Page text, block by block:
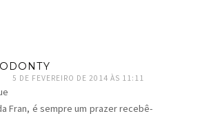
ODONTY
5 DE FEVEREIRO DE 2014 ÀS 11:11
Fran, é sempre um prazer recebê-